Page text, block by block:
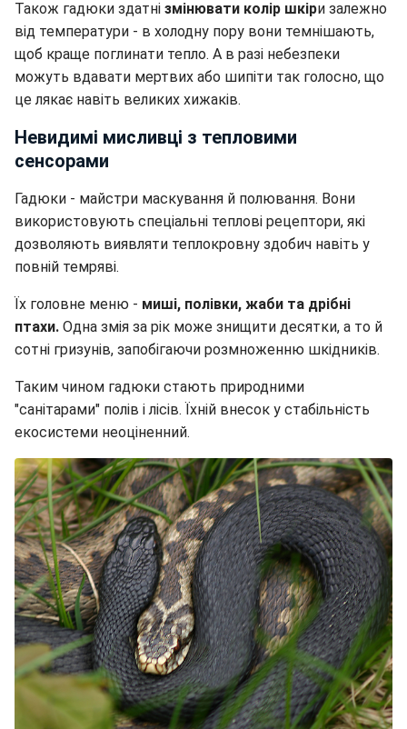
Також гадюки здатні змінювати колір шкіри залежно
від температури - в холодну пору вони темнішають,
щоб краще поглинати тепло. А в разі небезпеки
можуть вдавати мертвих або шипіти так голосно, що
це лякає навіть великих хижаків.
Невидимі мисливці з тепловими
сенсорами
Гадюки - майстри маскування й полювання. Вони
використовують спеціальні теплові рецептори, які
дозволяють виявляти теплокровну здобич навіть у
повній темряві.
Їх головне меню - миші, полівки, жаби та дрібні
птахи. Одна змія за рік може знищити десятки, а то й
сотні гризунів, запобігаючи розмноженню шкідників.
Таким чином гадюки стають природними
"санітарами" полів і лісів. Їхній внесок у стабільність
екосистеми неоціненний.